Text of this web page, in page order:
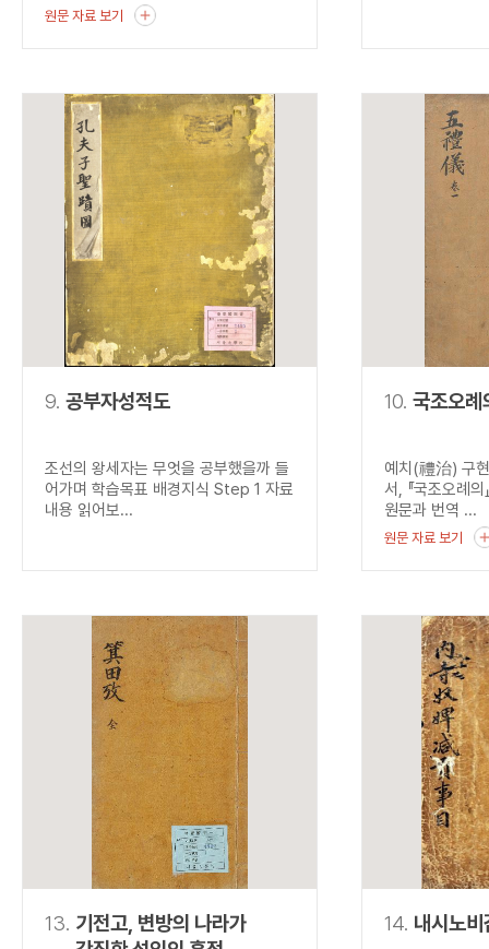
원문 자료 보기
9. 공부자성적도
조선의 왕세자는 무엇을 공부했을까 들
어가며 학습목표 배경지식 Step 1 자료
내용 읽어보...
10. 국조오례
예치(禮治) 구
서, 『국조오례
원문과 번역 ...
원문 자료 보기
13. 기전고, 변방의 나라가
14. 내시노